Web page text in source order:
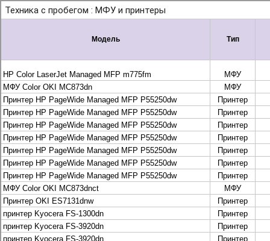
Рассчитать и заказать
Рассчитать и заказать
О компании
История Леком
Производители
Леком
Pantum
UTINET
G&G
ГК “Катюша”
Высокопроизводительные копиры DEVELOP
МФУ, копиры и принтеры KYOCERA
Принтеры и МФУ и факсы Brother